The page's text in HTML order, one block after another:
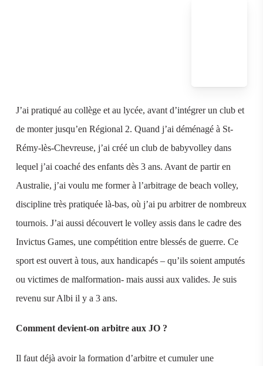
J’ai pratiqué au collège et au lycée, avant d’intégrer un club et
de monter jusqu’en Régional 2. Quand j’ai déménagé à St-
Rémy-lès-Chevreuse, j’ai créé un club de babyvolley dans
lequel j’ai coaché des enfants dès 3 ans. Avant de partir en
Australie, j’ai voulu me former à l’arbitrage de beach volley,
discipline très pratiquée là-bas, où j’ai pu arbitrer de nombreux
tournois. J’ai aussi découvert le volley assis dans le cadre des
Invictus Games, une compétition entre blessés de guerre. Ce
sport est ouvert à tous, aux handicapés – qu’ils soient amputés
ou victimes de malformation- mais aussi aux valides. Je suis
revenu sur Albi il y a 3 ans.
Comment devient-on arbitre aux JO ?
Il faut déjà avoir la formation d’arbitre et cumuler une